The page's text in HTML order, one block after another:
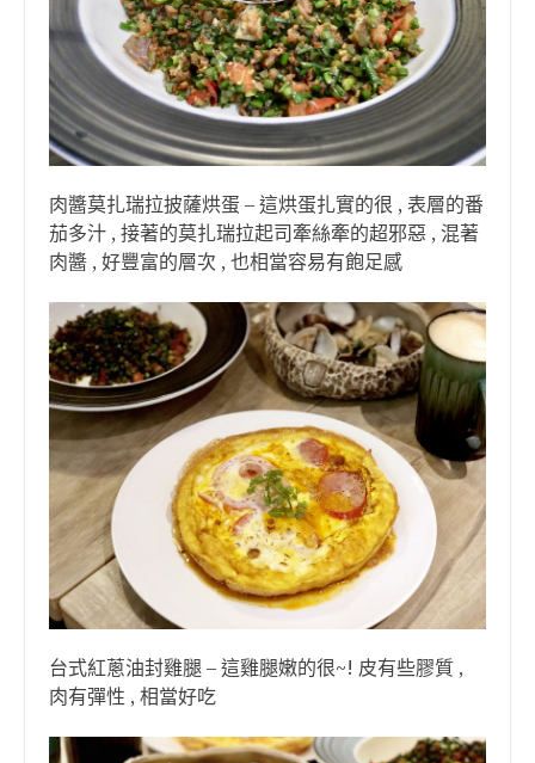
肉醬莫扎瑞拉披薩烘蛋 – 這烘蛋扎實的很 , 表層的番
茄多汁 , 接著的莫扎瑞拉起司牽絲牽的超邪惡 , 混著
肉醬 , 好豐富的層次 , 也相當容易有飽足感
台式紅蔥油封雞腿 – 這雞腿嫩的很~! 皮有些膠質 ,
肉有彈性 , 相當好吃